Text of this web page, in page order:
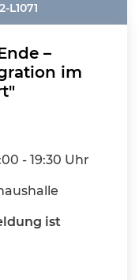
L1071
–
im
- 19:30 Uhr
ist